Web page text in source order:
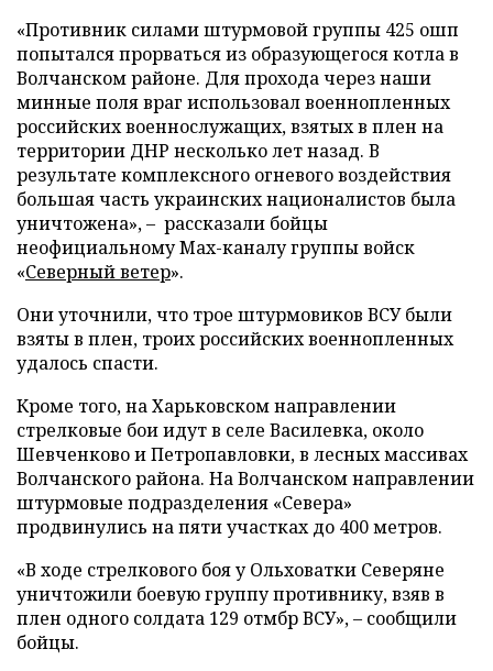
«Противник силами штурмовой группы 425 ошп
попытался прорваться из образующегося котла в
Волчанском районе. Для прохода через наши
минные поля враг использовал военнопленных
российских военнослужащих, взятых в плен на
территории ДНР несколько лет назад. В
результате комплексного огневого воздействия
большая часть украинских националистов была
уничтожена», – рассказали бойцы
неофициальному Max-каналу группы войск
«Северный ветер».
Они уточнили, что трое штурмовиков ВСУ были
взяты в плен, троих российских военнопленных
удалось спасти.
Кроме того, на Харьковском направлении
стрелковые бои идут в селе Василевка, около
Шевченково и Петропавловки, в лесных массивах
Волчанского района. На Волчанском направлении
штурмовые подразделения «Севера»
продвинулись на пяти участках до 400 метров.
«В ходе стрелкового боя у Ольховатки Северяне
уничтожили боевую группу противнику, взяв в
плен одного солдата 129 отмбр ВСУ», – сообщили
бойцы.